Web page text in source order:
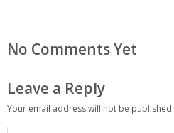
No Comments Yet
Leave a Reply
Your email address will not be published.